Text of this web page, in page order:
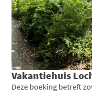
Vakantiehuis
Deze boeking betreft